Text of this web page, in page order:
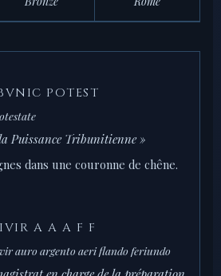
POTEST
Puissance Tribunitienne »
dans une couronne de chêne.
A A A F F
auro argento aeri flando feriundo